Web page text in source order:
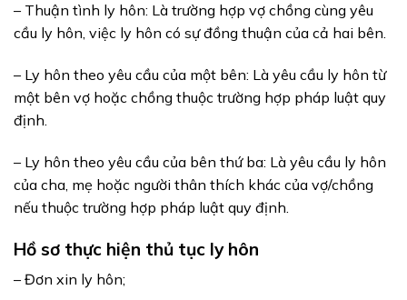
– Thuận tình ly hôn: Là trường hợp vợ chồng cùng yêu
cầu ly hôn, việc ly hôn có sự đồng thuận của cả hai bên.
– Ly hôn theo yêu cầu của một bên: Là yêu cầu ly hôn từ
một bên vợ hoặc chồng thuộc trường hợp pháp luật quy
định.
– Ly hôn theo yêu cầu của bên thứ ba: Là yêu cầu ly hôn
của cha, mẹ hoặc người thân thích khác của vợ/chồng
nếu thuộc trường hợp pháp luật quy định.
Hồ sơ thực hiện thủ tục ly hôn
– Đơn xin ly hôn;